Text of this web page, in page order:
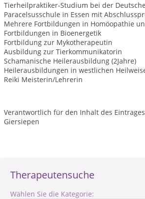
Therapeutensuche
Wählen Sie die Kategorie:
Tierheilpraktiker-Studium bei der
Paracelsusschule in Essen mit
Mehrere Fortbildungen in Homöopathie
Fortbildungen in Bioenergetik
Fortbildung zur Mykotherapeutin
Ausbildung zur Tierkommunikatorin
Schamanische Heilerausbildung (2Jahre)
Heilerausbildungen in westlichen
Reiki Meisterin/Lehrerin
Verantwortlich für den Inhalt des
Giersiepen